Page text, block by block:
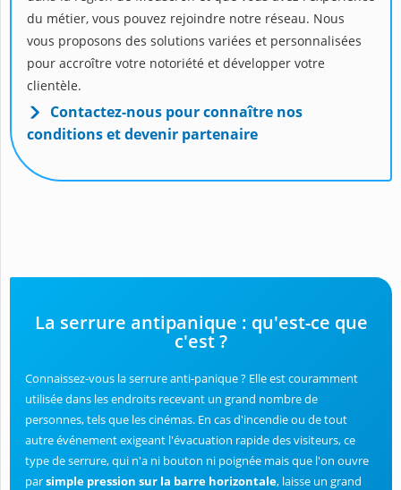
du métier, vous pouvez rejoindre notre réseau. Nous
vous proposons des solutions variées et personnalisées
pour accroître votre notoriété et développer votre
clientèle.
Contactez-nous pour connaître nos
conditions et devenir partenaire
La serrure antipanique : qu'est-ce que
c'est ?
Connaissez-vous la serrure anti-panique ? Elle est couramment
utilisée dans les endroits recevant un grand nombre de
personnes, tels que les cinémas. En cas d'incendie ou de tout
autre événement exigeant l'évacuation rapide des visiteurs, ce
type de serrure, qui n'a ni bouton ni poignée mais que l'on ouvre
parsimple pression sur la barre horizontale, laisse un grand